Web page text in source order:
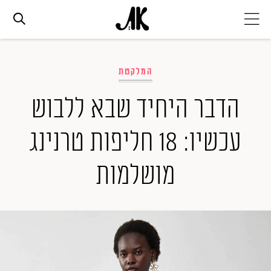
אופנה
ביוטי
סלבס
ערוצים נוספים
המגזין
המלקטת
הדבר היחיד שבא ללבוש
עכשיו: 18 חליפות טרנינג
מושלמות